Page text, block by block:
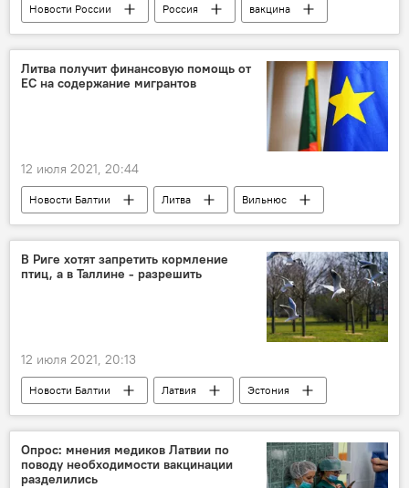
Новости России Россия
вакцина
коронавирус
Литва получит финансовую помощь от
ЕС на содержание мигрантов
12 июля 2021, 20:44
Новости Балтии Литва
Вильнюс
Евросоюз
В Риге хотят запретить кормление
птиц, а в Таллине - разрешить
12 июля 2021, 20:13
Новости Балтии Латвия
Эстония
Рига
Таллин
ManaBalss.lv
В мире животных
Опрос: мнения медиков Латвии по
поводу необходимости вакцинации
разделились